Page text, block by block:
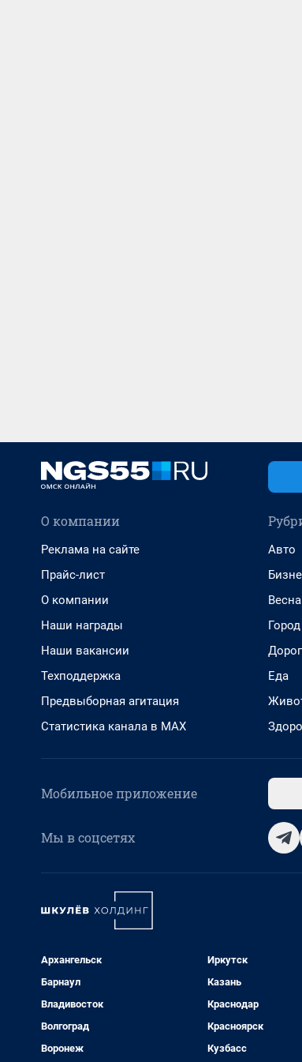
О компании
Реклама на сайте
Прайс-лист
О компании
Наши награды
Наши вакансии
Техподдержка
Предвыборная агитация
Статистика канала в MAX
Авто
Весна
Город
Еда
Мобильное приложение
Мы в соцсетях
Архангельск
Барнаул
Владивосток
Волгоград
Воронеж
Иркутск
Казань
Краснодар
Красноярск
Кузбасс